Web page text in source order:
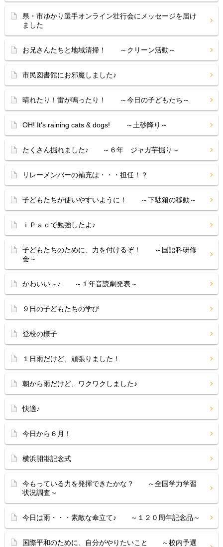
県・市ゆかり選手オンライン壮行会にメッセージを届け
ました
お兄さんたちと地域清掃！ ～クリーン活動～
市民図書館にお邪魔しました♪
晴れたり！雷が鳴ったり！ ～今日の子どもたち～
OH! It's raining cats & dogs! ～土砂降り～
たくさん掘れました♪ ～６年 ジャガ芋掘り～
リレーメンバーの補充は・・・担任！？
子どもたちが使いやすいように！ ～下駄箱の移動～
ｉＰａｄで勉強したよ♪
子どもたちのために、力を付けるぞ！ ～国語科研修
会～
かわいい～♪ ～１年音読劇発表～
９日の子どもたちの学び
登校の様子
１日雨だけど、頑張りました！
朝から雨だけど、ワクワクしました♪
快適♪
今日から６月！
横浜開港記念式
今もっている力を発揮できたかな？ ～全国学力学習
状況調査～
今日は雨・・・素敵な傘立て♪ ～１２０周年記念品～
国際平和のために、自分がやりたいこと ～校内予選